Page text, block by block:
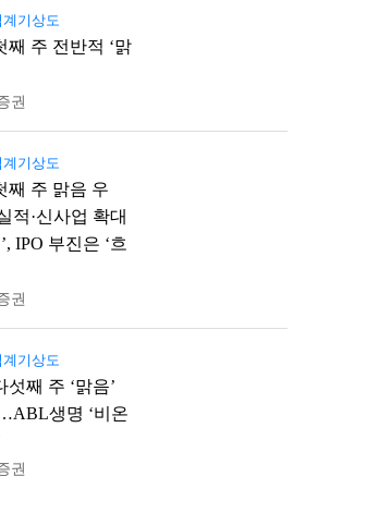
계기상도
째 주 전반적 ‘맑
권
계기상도
째 주 맑음 우
적·신사업 확대
IPO 부진은 ‘흐
권
계기상도
섯째 주 ‘맑음’
생명 ‘비온
권